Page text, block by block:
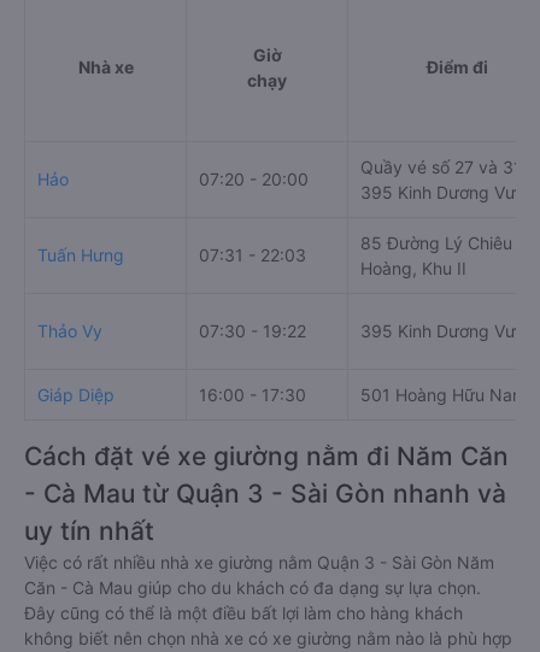
Nhà xe
Giờ
chạy
Điểm đi
Hảo 07:20 - 20:00
Quầy vé số 27 và 31,
395 Kinh Dương
Tuấn Hưng 07:31 - 22:03
85 Đường Lý Chiêu
Hoàng, Khu II
Thảo Vy 07:30 - 19:22 395 Kinh Dương
Giáp Diệp 16:00 - 17:30 501 Hoàng Hữu Nam
Cách đặt vé xe giường nằm đi Năm Căn
- Cà Mau từ Quận 3 - Sài Gòn nhanh và
uy tín nhất
Việc có rất nhiều nhà xe giường nằm Quận 3 - Sài Gòn Năm
Căn - Cà Mau giúp cho du khách có đa dạng sự lựa chọn.
Đây cũng có thể là một điều bất lợi làm cho hàng khách
không biết nên chọn nhà xe có xe giường nằm nào là phù hợp